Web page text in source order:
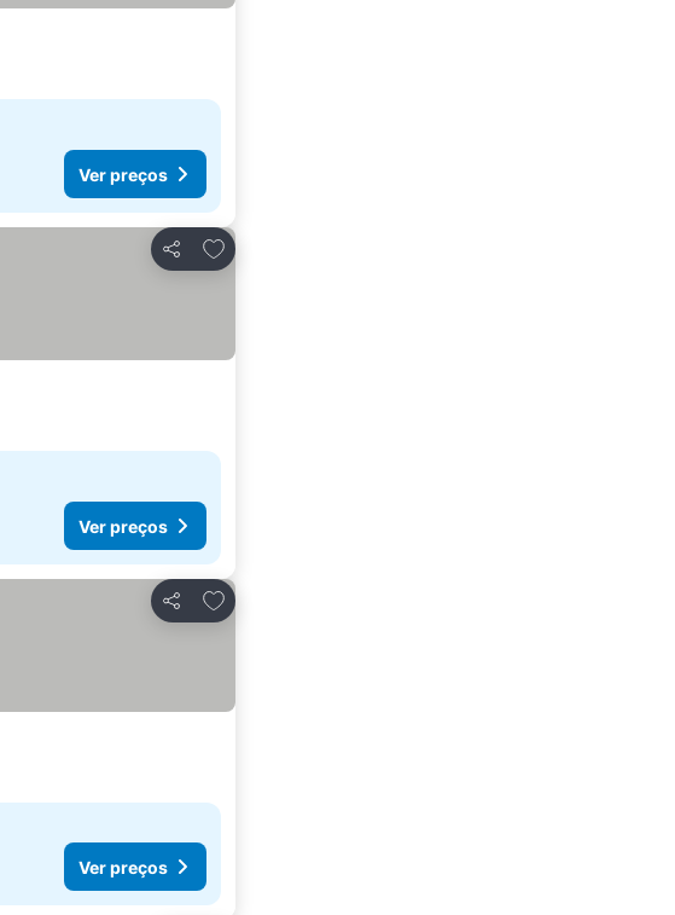
Ver preços
Partilhar
Adicionar aos favoritos
Ver preços
Partilhar
Adicionar aos favoritos
Ver preços